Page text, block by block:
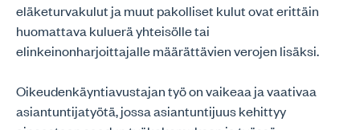
eläketurvakulut ja muut pakolliset kulut ovat erittäin
huomattava kuluerä yhteisölle tai
elinkeinonharjoittajalle määrättävien verojen lisäksi.
Oikeudenkäyntiavustajan työ on vaikeaa ja vaativaa
asiantuntijatyötä, jossa asiantuntijuus kehittyy